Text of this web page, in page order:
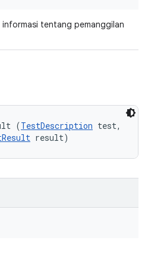
informasi tentang pemanggilan
(TestDescription test,
result)